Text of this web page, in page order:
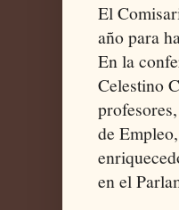
El
año para
En la
Celestino
de
en el